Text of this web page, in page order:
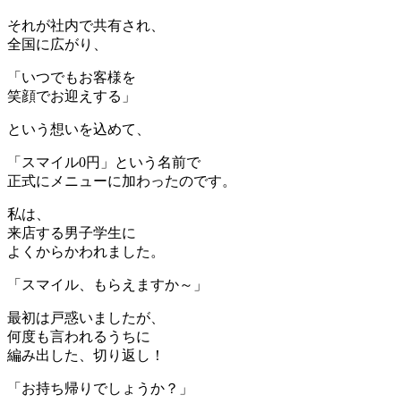
それが社内で共有され、
全国に広がり、
「いつでもお客様を
笑顔でお迎えする」
という想いを込めて、
「スマイル0円」という名前で
正式にメニューに加わったのです。
私は、
来店する男子学生に
よくからかわれました。
「スマイル、もらえますか～」
最初は戸惑いましたが、
何度も言われるうちに
編み出した、切り返し！
「お持ち帰りでしょうか？」